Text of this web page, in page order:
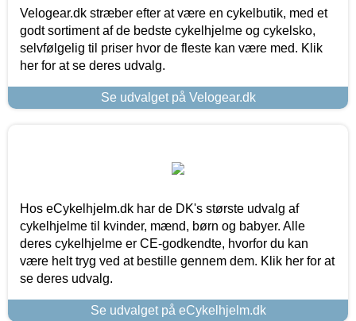
Velogear.dk stræber efter at være en cykelbutik, med et
godt sortiment af de bedste cykelhjelme og cykelsko,
selvfølgelig til priser hvor de fleste kan være med. Klik
her for at se deres udvalg.
Se udvalget på Velogear.dk
Hos eCykelhjelm.dk har de DK's største udvalg af
cykelhjelme til kvinder, mænd, børn og babyer. Alle
deres cykelhjelme er CE-godkendte, hvorfor du kan
være helt tryg ved at bestille gennem dem. Klik her for at
se deres udvalg.
Se udvalget på eCykelhjelm.dk